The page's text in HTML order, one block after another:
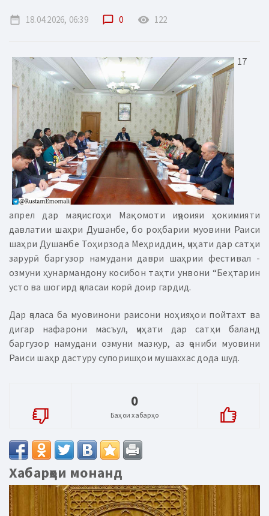
date_range 18.04.2026, 06:39 chat_bubble_outline 0 remove_red_eye 122
17
апрел дар маҷлисгоҳи Мақомоти иҷроияи ҳокимияти
давлатии шаҳри Душанбе, бо роҳбарии муовини Раиси
шаҳри Душанбе Тоҳирзода Меҳриддин, ҷиҳати дар сатҳи
зарурӣ баргузор намудани даври шаҳрии фестивал -
озмуни ҳунармандону косибон таҳти унвони “Беҳтарин
усто ва шогирд ҷаласаи корӣ доир гардид.
Дар ҷаласа ба муовинони раисони ноҳияҳои пойтахт ва
дигар нафарони масъул, ҷиҳати дар сатҳи баланд
баргузор намудани озмуни мазкур, аз ҷониби муовини
Раиси шаҳр дастуру супоришҳои мушаххас дода шуд.
0
Баҳои хабарҳо
Хабарҳои монанд